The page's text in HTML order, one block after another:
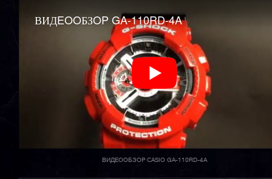
ВИДEOOБЗOP GA-110RD-4A
ВИДЕООБЗОР CASIO GA-110RD-4A